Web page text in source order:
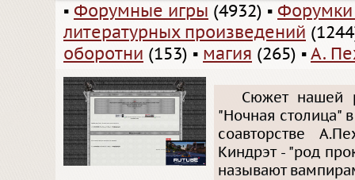
▪ Форумные игры (4932) ▪
литературных произведений
оборотни (153) ▪ магия (265) ▪ А.
Сюжет нашей
"Ночная столица"
соавторстве
Киндрэт - "род
называют